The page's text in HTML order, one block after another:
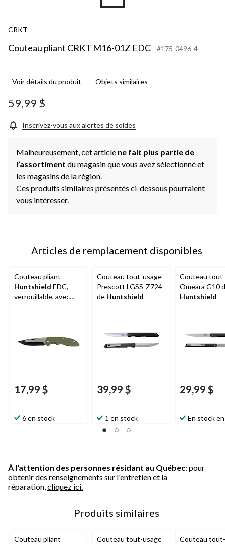
CRKT
Couteau pliant CRKT M16-01Z EDC #175-0496-4
Voir détails du produit Objets similaires
59,99 $
Inscrivez-vous aux alertes de soldes
Malheureusement, cet article ne fait plus partie de
l’assortiment du magasin que vous avez sélectionné et
les magasins de la région.
Ces produits similaires présentés ci-dessous pourraient
vous intéresser.
Articles de remplacement disponibles
Couteau pliant
Huntshield EDC,
verrouillable, avec
17,99 $
6 en stock
Couteau tout-usage
Prescott LGSS-Z724
de Huntshield
39,99 $
1 en stock
Couteau
Omeara G10
Huntshield
29,99 $
En stock
À l'attention des personnes résidant au Québec: pour
obtenir des renseignements sur l'entretien et la
réparation, cliquez ici.
Produits similaires
Couteau pliant
Couteau tout-usage
Couteau